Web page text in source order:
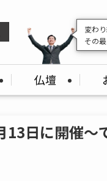
変わ
その
仏壇
13日に開催～